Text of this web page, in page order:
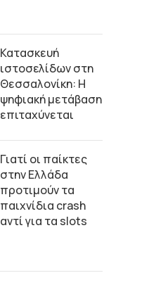
Κατασκευή
ιστοσελίδων στη
Θεσσαλονίκη: Η
ψηφιακή μετάβαση
επιταχύνεται
Γιατί οι παίκτες
στην Ελλάδα
προτιμούν τα
παιχνίδια crash
αντί για τα slots